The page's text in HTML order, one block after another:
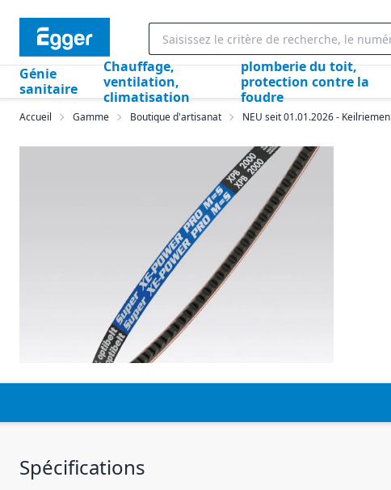
Génie
sanitaire
Chauffage,
ventilation,
climatisation
plomberie du toit,
protection contre la
foudre
Accueil Gamme Boutique d'artisanat NEU seit 01.01.2026 - Keilriemen
Spécifications